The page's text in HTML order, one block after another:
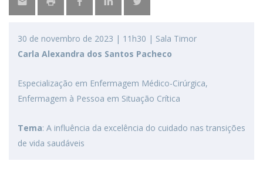
30 de novembro de 2023 | 11h30 | Sala Timor
Carla Alexandra dos Santos Pacheco
Especialização em Enfermagem Médico-Cirúrgica,
Enfermagem à Pessoa em Situação Crítica
Tema: A influência da excelência do cuidado nas transições
de vida saudáveis